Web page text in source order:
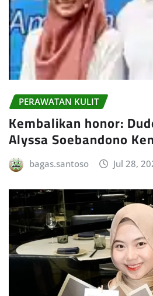
PERAWATAN KULIT
Kembalikan honor:
Alyssa Soebandono
bagas.santoso Jul 28,